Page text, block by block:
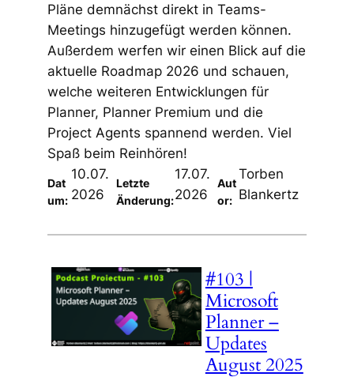
Pläne demnächst direkt in Teams-
Meetings hinzugefügt werden können.
Außerdem werfen wir einen Blick auf die
aktuelle Roadmap 2026 und schauen,
welche weiteren Entwicklungen für
Planner, Planner Premium und die
Project Agents spannend werden. Viel
Spaß beim Reinhören!
Dat
um:
10.07.
2026
Letzte
Änderung:
17.07.
2026
Aut
or:
Torben
Blankertz
#103 |
Microsoft
Planner –
Updates
August 2025